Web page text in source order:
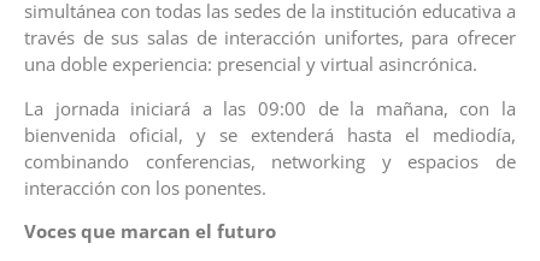
simultánea con todas las sedes de la institución educativa a
través de sus salas de interacción unifortes, para ofrecer
una doble experiencia: presencial y virtual asincrónica.
La jornada iniciará a las 09:00 de la mañana, con la
bienvenida oficial, y se extenderá hasta el mediodía,
combinando conferencias, networking y espacios de
interacción con los ponentes.
Voces que marcan el futuro